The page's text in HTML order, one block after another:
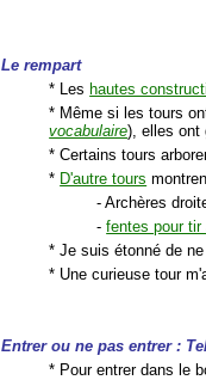
Le rempart
* Les hautes
* Même si les tours
vocabulaire), elles ont
* Certains tours
* D'autre tours
- Archères
-fentes pour tir
* Je suis étonné de
* Une curieuse tour
Entrer ou ne pas entrer :
* Pour entrer dans le